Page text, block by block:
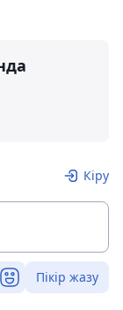
Кіру
Пікір жазу